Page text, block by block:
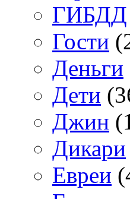
ГИБДД
Гости
Деньги
Дети
Джин
Дикари
Евреи